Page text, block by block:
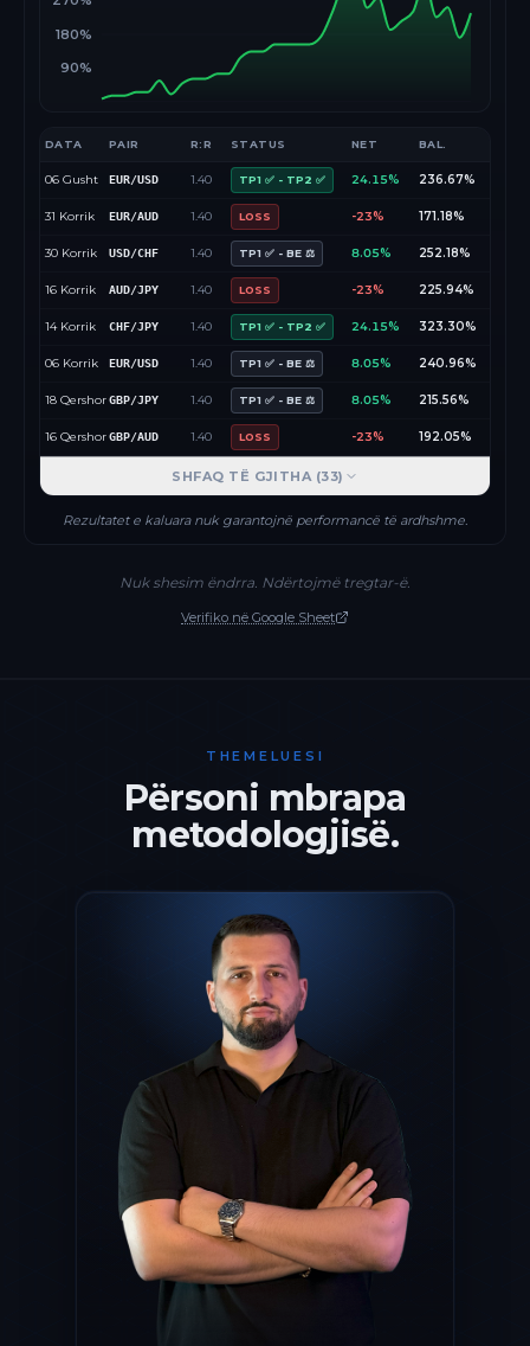
90%
180%
DATA PAIR R:R STATUS NET BAL.
06 Gusht EUR/USD 1.40 TP1 ✅ - TP2 ✅ 24.15% 236.67%
31 Korrik EUR/AUD 1.40 LOSS -23% 171.18%
30 Korrik USD/CHF 1.40 TP1 ✅ - BE ⚖️ 8.05% 252.18%
16 Korrik AUD/JPY 1.40 LOSS -23% 225.94%
14 Korrik CHF/JPY 1.40 TP1 ✅ - TP2 ✅ 24.15% 323.30%
06 Korrik EUR/USD 1.40 TP1 ✅ - BE ⚖️ 8.05% 240.96%
18 QershorGBP/JPY 1.40 TP1 ✅ - BE ⚖️ 8.05% 215.56%
16 QershorGBP/AUD 1.40 LOSS -23% 192.05%
SHFAQ TË GJITHA (33)
Rezultatet e kaluara nuk garantojnë performancë të ardhshme.
Nuk shesim ëndrra. Ndërtojmë tregtar-ë.
Verifiko në Google Sheet
THEMELUESI
Përsoni mbrapa
metodologjisë.